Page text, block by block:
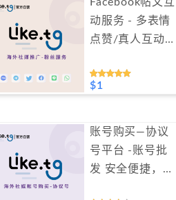
动服务 - 多表情
点赞/真人互动，
持免费测试）
$1
账号购买—协议
号平台 -账号批
发 安全便捷，低